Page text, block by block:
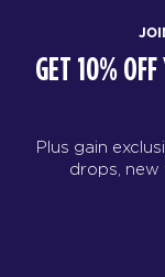
GET 10%
Plus gain
drops, new